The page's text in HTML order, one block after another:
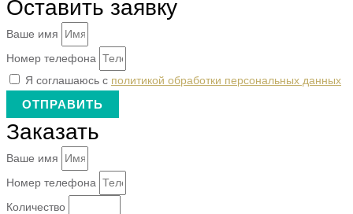
Оставить заявку
Ваше имя
Номер телефона
Я соглашаюсь с политикой обработки персональных данных
ОТПРАВИТЬ
Заказать
Ваше имя
Номер телефона
Количество